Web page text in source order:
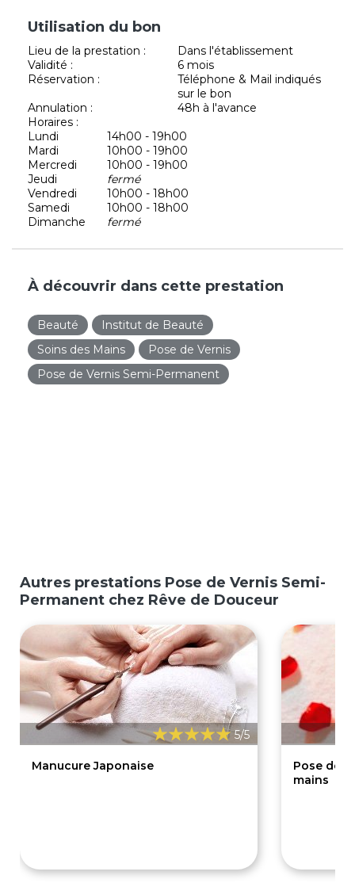
Utilisation du bon
Lieu de la prestation :
Dans l'établissement
Validité :
6 mois
Réservation :
Téléphone & Mail indiqués
sur le bon
Annulation :
48h à l'avance
Horaires :
Lundi
14h00 - 19h00
Mardi
10h00 - 19h00
Mercredi
10h00 - 19h00
Jeudi
fermé
Vendredi
10h00 - 18h00
Samedi
10h00 - 18h00
Dimanche
fermé
À découvrir dans cette prestation
Beauté
Institut de Beauté
Soins des Mains
Pose de Vernis
Pose de Vernis Semi-Permanent
Autres prestations Pose de Vernis Semi-
Permanent chez Rêve de Douceur
5/5
Manucure Japonaise
Pose de
mains